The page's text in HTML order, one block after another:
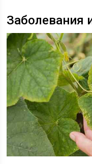
Заболевания